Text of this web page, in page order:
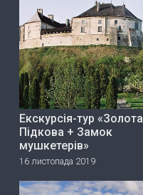
Екскурсія-тур «Золота
Підкова + Замок
мушкетерів»
16 листопада 2019